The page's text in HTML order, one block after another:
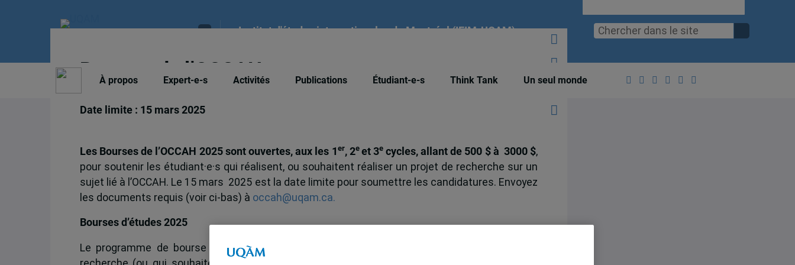
Institut d'études internationales de Montréal (IEIM-UQAM)
À propos Expert-e-s Activités Publications Étudiant-e-s Think Tank Un seul monde
Bourses de l’OCCAH
Date limite : 15 mars 2025
Les Bourses de l’OCCAH 2025 sont ouvertes, aux les 1 er, 2e et 3e cycles, allant de 500 $ à 3000 $,
pour soutenir les étudiant·e·s qui réalisent, ou souhaitent réaliser un projet de recherche sur un
sujet lié à l’OCCAH. Le 15 mars 2025 est la date limite pour soumettre les candidatures. Envoyez
les documents requis (voir ci-bas) à occah@uqam.ca.
Bourses d’études 2025
Le programme de bourse de l’OCCAH est offert aux étudiant.e.s qui réalisent un projet de